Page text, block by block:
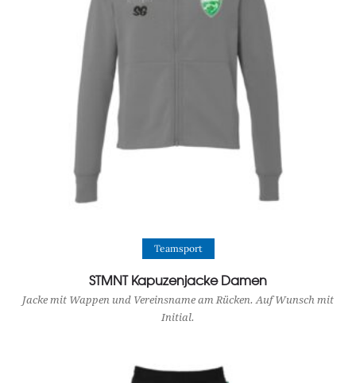
View Product
Teamsport
STMNT Kapuzenjacke Damen
Jacke mit Wappen und Vereinsname am Rücken. Auf Wunsch mit
Initial.